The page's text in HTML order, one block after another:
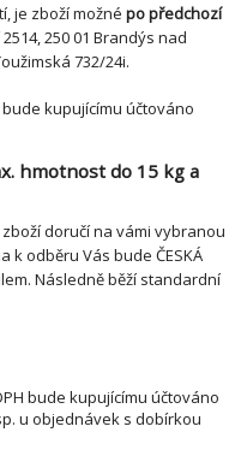
je zboží možné po předchozí
250 01 Brandýs nad
732/24i.
kupujícímu účtováno
hmotnost do 15 kg a
zboží doručí na vámi vybranou
k odběru Vás bude ČESKÁ
Následně běží standardní
bude kupujícímu účtováno
u objednávek s dobírkou